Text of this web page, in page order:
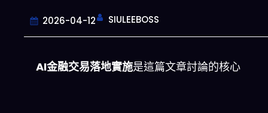
2026-04-12 SIULEEBOSS
AI金融交易落地實施是這篇文章討論的核心